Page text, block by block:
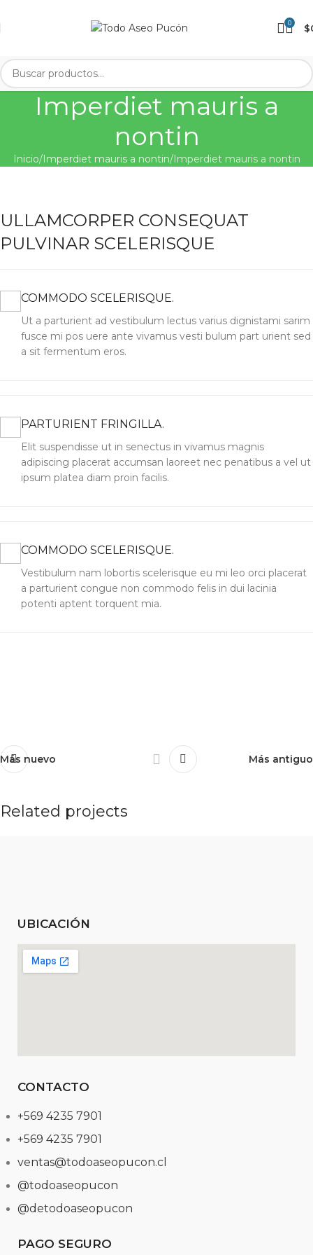
0 $
Imperdiet mauris a
nontin
Inicio Imperdiet mauris a nontin Imperdiet mauris a nontin
ULLAMCORPER CONSEQUAT
PULVINAR SCELERISQUE
COMMODO SCELERISQUE.
Ut a parturient ad vestibulum lectus varius dignistami sarim
fusce mi pos uere ante vivamus vesti bulum part urient sed
a sit fermentum eros.
PARTURIENT FRINGILLA.
Elit suspendisse ut in senectus in vivamus magnis
adipiscing placerat accumsan laoreet nec penatibus a vel ut
ipsum platea diam proin facilis.
COMMODO SCELERISQUE.
Vestibulum nam lobortis scelerisque eu mi leo orci placerat
a parturient congue non commodo felis in dui lacinia
potenti aptent torquent mia.
Más nuevo Más antiguo
Related projects
UBICACIÓN
CONTACTO
+569 4235 7901
+569 4235 7901
ventas@todoaseopucon.cl
@todoaseopucon
@detodoaseopucon
PAGO SEGURO